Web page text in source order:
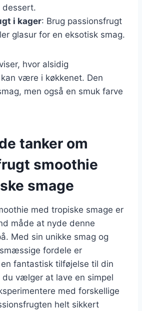
i kager: Brug passionsfrugt
glasur for en eksotisk smag.
hvor alsidig
være i køkkenet. Den
men også en smuk farve
tanker om
smoothie
smage
med tropiske smage er
måde at nyde denne
Med sin unikke smag og
fordele er
fantastisk tilføjelse til din
du vælger at lave en simpel
med forskellige
helt sikkert